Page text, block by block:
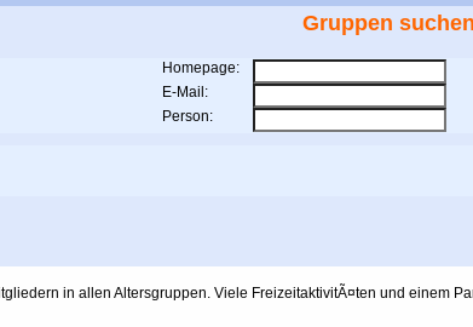
Gruppen suchen
Homepage:
E-Mail:
Person:
in allen Altersgruppen. Viele FreizeitaktivitÃ¤ten und einem